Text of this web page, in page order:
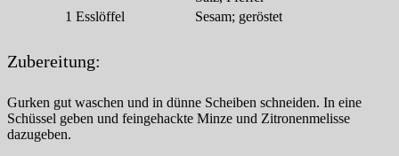
1 Esslöffel Sesam; geröstet
Zubereitung:
Gurken gut waschen und in dünne Scheiben schneiden. In eine
Schüssel geben und feingehackte Minze und Zitronenmelisse
dazugeben.